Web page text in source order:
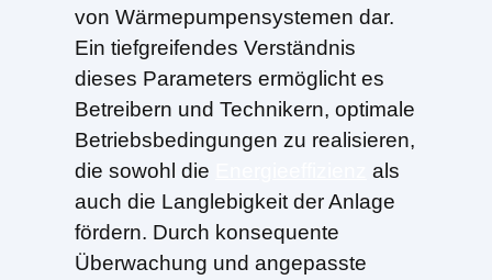
von Wärmepumpensystemen dar.
Ein tiefgreifendes Verständnis
dieses Parameters ermöglicht es
Betreibern und Technikern, optimale
Betriebsbedingungen zu realisieren,
die sowohl die
als
auch die Langlebigkeit der Anlage
fördern. Durch konsequente
Überwachung und angepasste